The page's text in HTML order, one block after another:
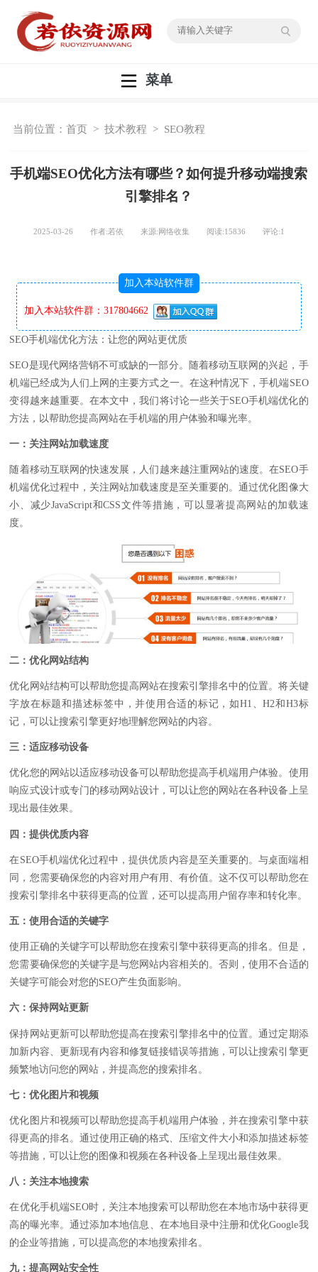
菜单
当前位置：首页 >技术教程 > SEO教程
手机端SEO优化方法有哪些？如何提升移动端搜索
引擎排名？
2025-03-26 作者:若依 来源:网络收集 阅读:15836 评论:1
加入本站软件群
加入本站软件群：317804662
SEO手机端优化方法：让您的网站更优质
SEO是现代网络营销不可或缺的一部分。随着移动互联网的兴起，手
机端已经成为人们上网的主要方式之一。在这种情况下，手机端SEO
变得越来越重要。在本文中，我们将讨论一些关于SEO手机端优化的
方法，以帮助您提高网站在手机端的用户体验和曝光率。
一：关注网站加载速度
随着移动互联网的快速发展，人们越来越注重网站的速度。在SEO手
机端优化过程中，关注网站加载速度是至关重要的。通过优化图像大
小、减少JavaScript和CSS文件等措施，可以显著提高网站的加载速
度。
二：优化网站结构
优化网站结构可以帮助您提高网站在搜索引擎排名中的位置。将关键
字放在标题和描述标签中，并使用合适的标记，如H1、H2和H3标
记，可以让搜索引擎更好地理解您网站的内容。
三：适应移动设备
优化您的网站以适应移动设备可以帮助您提高手机端用户体验。使用
响应式设计或专门的移动网站设计，可以让您的网站在各种设备上呈
现出最佳效果。
四：提供优质内容
在SEO手机端优化过程中，提供优质内容是至关重要的。与桌面端相
同，您需要确保您的内容对用户有用、有价值。这不仅可以帮助您在
搜索引擎排名中获得更高的位置，还可以提高用户留存率和转化率。
五：使用合适的关键字
使用正确的关键字可以帮助您在搜索引擎中获得更高的排名。但是，
您需要确保您的关键字是与您网站内容相关的。否则，使用不合适的
关键字可能会对您的SEO产生负面影响。
六：保持网站更新
保持网站更新可以帮助您提高在搜索引擎排名中的位置。通过定期添
加新内容、更新现有内容和修复链接错误等措施，可以让搜索引擎更
频繁地访问您的网站，并提高您的搜索排名。
七：优化图片和视频
优化图片和视频可以帮助您提高手机端用户体验，并在搜索引擎中获
得更高的排名。通过使用正确的格式、压缩文件大小和添加描述标签
等措施，可以让您的图像和视频在各种设备上呈现出最佳效果。
八：关注本地搜索
在优化手机端SEO时，关注本地搜索可以帮助您在本地市场中获得更
高的曝光率。通过添加本地信息、在本地目录中注册和优化Google我
的企业等措施，可以提高您的本地搜索排名。
九：提高网站安全性